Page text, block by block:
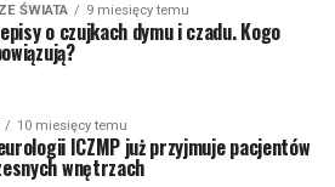
ŚWIATA 9 miesięcy temu
o czujkach dymu i czadu. Kogo
10 miesięcy temu
ICZMP już przyjmuje pacjentów
wnętrzach